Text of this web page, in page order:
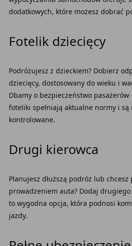
dodatkowych, które możesz dobrać
Fotelik dziecięcy
Podróżujesz z dzieckiem? Dobierz
dziecięcy, dostosowany do wieku i
Dbamy o bezpieczeństwo pasażerów
foteliki spełniają aktualne normy i
kontrolowane.
Drugi kierowca
Planujesz dłuższą podróż lub
prowadzeniem auta? Dodaj
to wygodna opcja, która podnosi
jazdy.